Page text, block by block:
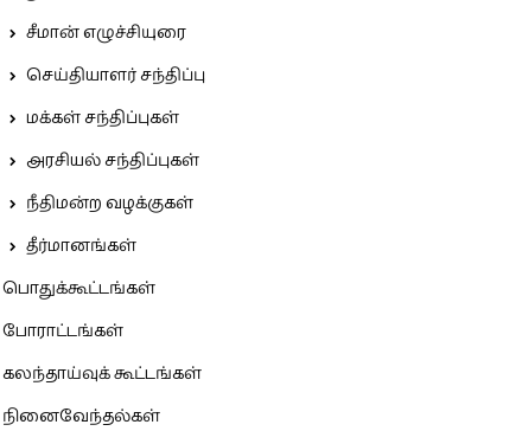
சீமான் எழுச்சியுரை
செய்தியாளர் சந்திப்பு
மக்கள் சந்திப்புகள்
அரசியல் சந்திப்புகள்
நீதிமன்ற வழக்குகள்
தீர்மானங்கள்
பொதுக்கூட்டங்கள்
போராட்டங்கள்
கலந்தாய்வுக் கூட்டங்கள்
நினைவேந்தல்கள்